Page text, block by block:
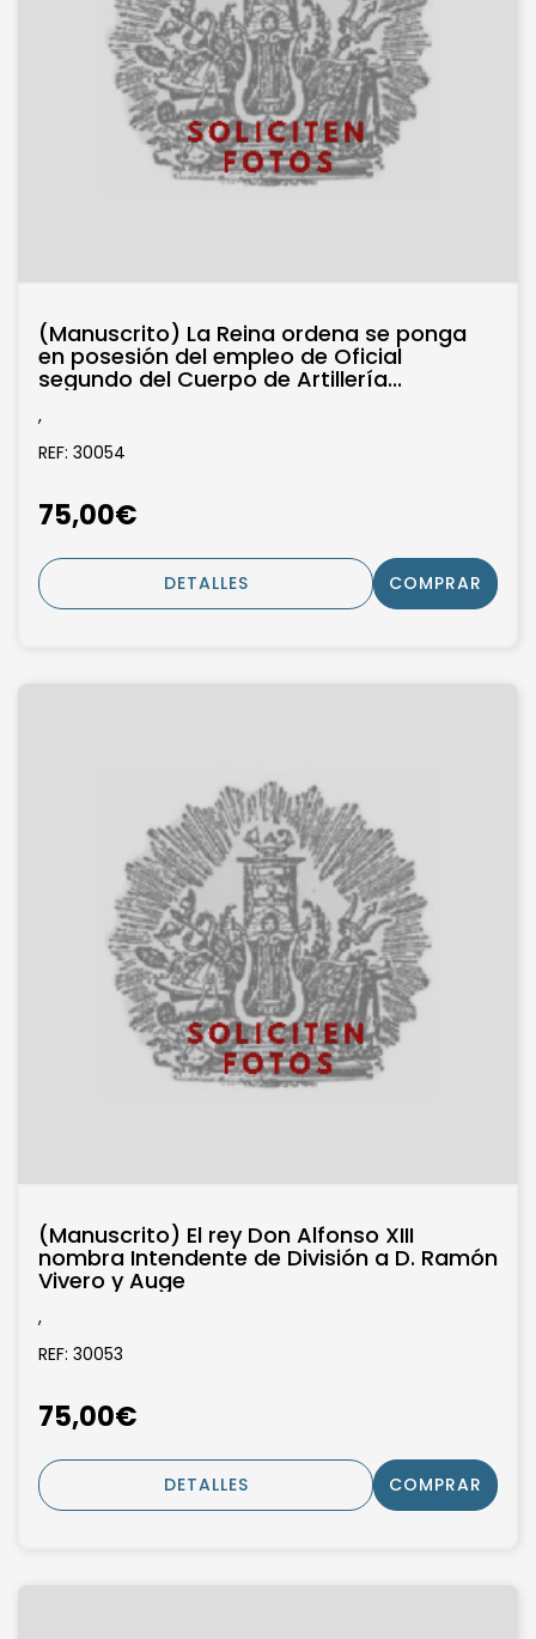
(Manuscrito) La Reina ordena se ponga
en posesión del empleo de Oficial
segundo del Cuerpo de Artillería...
,
REF: 30054
75,00€
DETALLES COMPRAR
(Manuscrito) El rey Don Alfonso XIII
nombra Intendente de División a D. Ramón
Vivero y Auge
,
REF: 30053
75,00€
DETALLES COMPRAR